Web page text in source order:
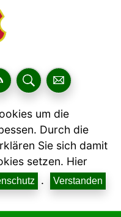
um die
Durch die
Sie sich damit
setzen. Hier
. Verstanden